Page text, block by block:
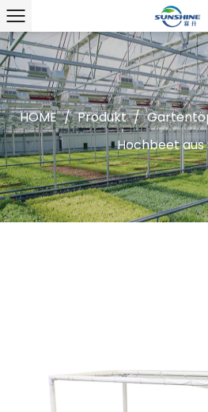
HOME / Produkt /
Hochbeet aus